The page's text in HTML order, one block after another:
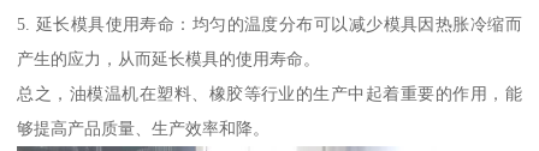
5. 延长模具使用寿命：均匀的温度分布可以减少模具因热胀冷缩而
产生的应力，从而延长模具的使用寿命。
总之，油模温机在塑料、橡胶等行业的生产中起着重要的作用，能
够提高产品质量、生产效率和降。